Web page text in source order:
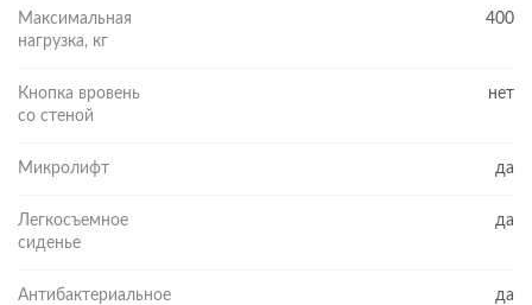
Максимальная
нагрузка, кг
400
Кнопка вровень
со стеной
нет
Микролифт да
Легкосъемное
сиденье
да
Антибактериальное
да